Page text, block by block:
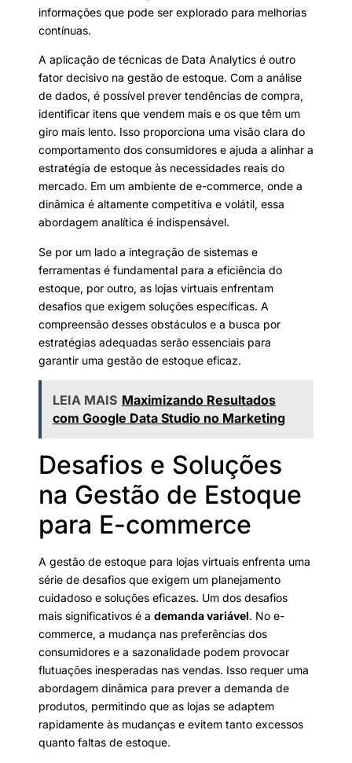
informações que pode ser explorado para melhorias
contínuas.
A aplicação de técnicas de Data Analytics é outro
fator decisivo na gestão de estoque. Com a análise
de dados, é possível prever tendências de compra,
identificar itens que vendem mais e os que têm um
giro mais lento. Isso proporciona uma visão clara do
comportamento dos consumidores e ajuda a alinhar a
estratégia de estoque às necessidades reais do
mercado. Em um ambiente de e-commerce, onde a
dinâmica é altamente competitiva e volátil, essa
abordagem analítica é indispensável.
Se por um lado a integração de sistemas e
ferramentas é fundamental para a eficiência do
estoque, por outro, as lojas virtuais enfrentam
desafios que exigem soluções específicas. A
compreensão desses obstáculos e a busca por
estratégias adequadas serão essenciais para
garantir uma gestão de estoque eficaz.
LEIA MAIS Maximizando Resultados
com Google Data Studio no Marketing
Desafios e Soluções
na Gestão de Estoque
para E-commerce
A gestão de estoque para lojas virtuais enfrenta uma
série de desafios que exigem um planejamento
cuidadoso e soluções eficazes. Um dos desafios
mais significativos é a demanda variável. No e-
commerce, a mudança nas preferências dos
consumidores e a sazonalidade podem provocar
flutuações inesperadas nas vendas. Isso requer uma
abordagem dinâmica para prever a demanda de
produtos, permitindo que as lojas se adaptem
rapidamente às mudanças e evitem tanto excessos
quanto faltas de estoque.